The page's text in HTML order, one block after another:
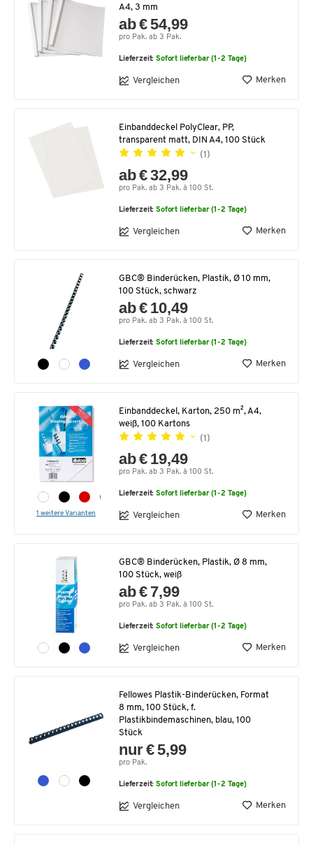
A4, 3 mm
ab € 54,99
pro Pak. ab 3 Pak.
Lieferzeit:Sofort lieferbar (1-2 Tage)
Vergleichen Merken
Einbanddeckel PolyClear, PP,
transparent matt, DIN A4, 100 Stück
(1)
ab € 32,99
pro Pak. ab 3 Pak. à 100 St.
Lieferzeit:Sofort lieferbar (1-2 Tage)
Vergleichen Merken
GBC® Binderücken, Plastik, Ø 10 mm,
100 Stück, schwarz
ab € 10,49
pro Pak. ab 3 Pak. à 100 St.
Lieferzeit:Sofort lieferbar (1-2 Tage)
Vergleichen Merken
1 weitere Varianten
Einbanddeckel, Karton, 250 m², A4,
weiß, 100 Kartons
(1)
ab € 19,49
pro Pak. ab 3 Pak. à 100 St.
Lieferzeit:Sofort lieferbar (1-2 Tage)
Vergleichen Merken
GBC® Binderücken, Plastik, Ø 8 mm,
100 Stück, weiß
ab € 7,99
pro Pak. ab 3 Pak. à 100 St.
Lieferzeit:Sofort lieferbar (1-2 Tage)
Vergleichen Merken
Fellowes Plastik-Binderücken, Format
8 mm, 100 Stück, f.
Plastikbindemaschinen, blau, 100
Stück
nur € 5,99
pro Pak.
Lieferzeit:Sofort lieferbar (1-2 Tage)
Vergleichen Merken